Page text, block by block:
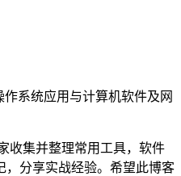
系统应用与计算机软件及网
收集并整理常用工具，软件
，分享实战经验。希望此博客